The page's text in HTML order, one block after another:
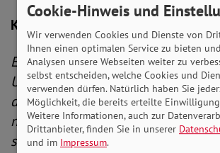
Können Sie dafür ein praktisches
Ein Beispiel ist der Arztwechsel:
Umzug an einen anderen
die Versicherten am neuen
neue Haus- und Fachärzte. Mit
sich die Versicherten keine
Cookie-Hinweis und
Wir verwenden Cookies und Dienste von
Ihnen einen optimalen Service zu bieten
Analysen unsere Webseiten weiter zu
selbst entscheiden, welche Cookies und
verwenden dürfen. Natürlich haben Sie
Möglichkeit, die bereits erteilte
Weitere Informationen, auch zur
Drittanbieter, finden Sie in unserer
und im Impressum.